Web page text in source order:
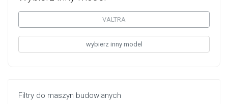
VALTRA
wybierz inny model
Filtry do maszyn budowlanych